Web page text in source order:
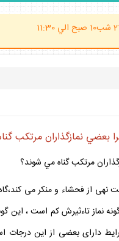
(ساعت پاسخگوي احكام شرعي 20 الي 21:30 شب10 صبح الي 11:30
بعضي نمازگذاران مرتكب
مرتكب گناه مي شوند؟
نهى از فحشاء و منكر مى
نماز تاءثيرش كم است ، اين
داراى بعضى از اين درجات